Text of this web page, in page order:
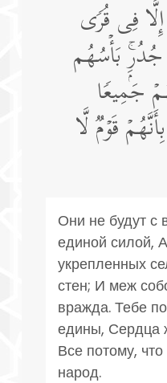
فِی قُرࣰى
بَأۡسُهُم
جَمِیعࣰا
قَوۡمࣱ لَّا
Они не будут с
единой силой,
укрепленных
стен; И меж
вражда. Тебе
едины, Сердца
Все потому,
народ.